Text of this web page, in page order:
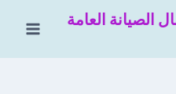
الصيانة العامة